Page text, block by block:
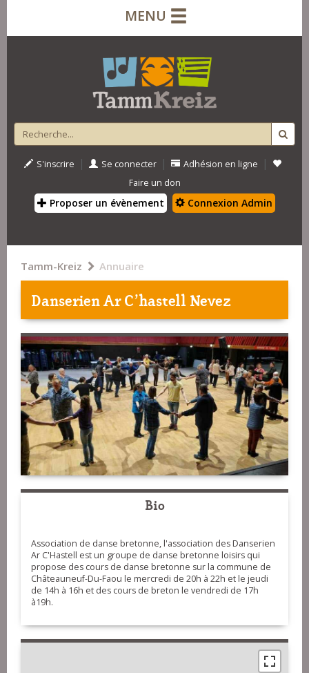
MENU
S'inscrire | Se connecter | Adhésion en ligne |
Faire un don
Proposer un évènement Connexion Admin
Tamm-Kreiz Annuaire
Danserien Ar C'hastell Nevez
Bio
Association de danse bretonne, l'association des Danserien
Ar C'Hastell est un groupe de danse bretonne loisirs qui
propose des cours de danse bretonne sur la commune de
Châteauneuf-Du-Faou le mercredi de 20h à 22h et le jeudi
de 14h à 16h et des cours de breton le vendredi de 17h
à19h.